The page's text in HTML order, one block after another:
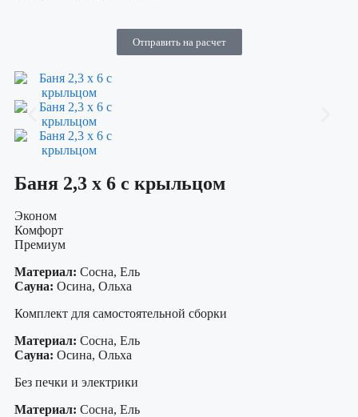
Отправить на расчет
Баня 2,3 х 6 с крыльцом
Эконом
Комфорт
Премиум
Материал: Сосна, Ель
Сауна: Осина, Ольха
Комплект для самостоятельной сборки
Материал: Сосна, Ель
Сауна: Осина, Ольха
Без печки и электрики
Материал: Сосна, Ель